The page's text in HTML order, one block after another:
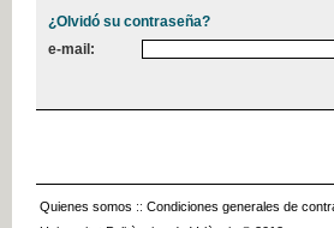
¿Olvidó su contraseña?
e-mail:
Quienes somos :: Condiciones generales de